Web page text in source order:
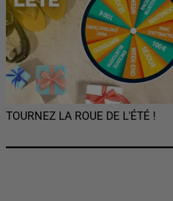
TOURNEZ LA ROUE DE L'ÉTÉ !